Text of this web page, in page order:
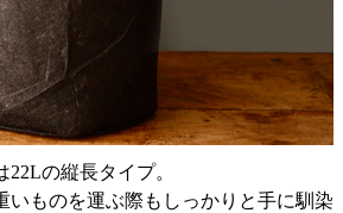
の縦長タイプ。
いものを運ぶ際もしっかりと手に馴染